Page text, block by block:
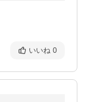
いいね 0